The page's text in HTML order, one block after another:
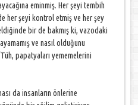
eminmiş. Her şeyi tembih
her şeyi kontrol etmiş ve her şey
bir de bakmış ki, vazodaki
ve nasıl olduğunu
papatyaları yememelerini
da insanların önlerine